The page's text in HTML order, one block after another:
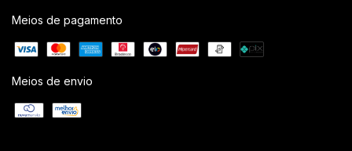
Meios de pagamento
Meios de envio